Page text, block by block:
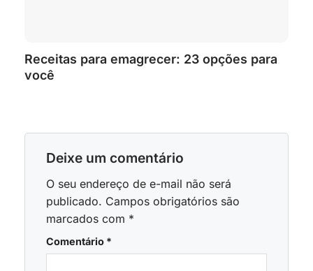
Receitas para emagrecer: 23 opções para
você
Deixe um comentário
O seu endereço de e-mail não será
publicado. Campos obrigatórios são
marcados com *
Comentário *